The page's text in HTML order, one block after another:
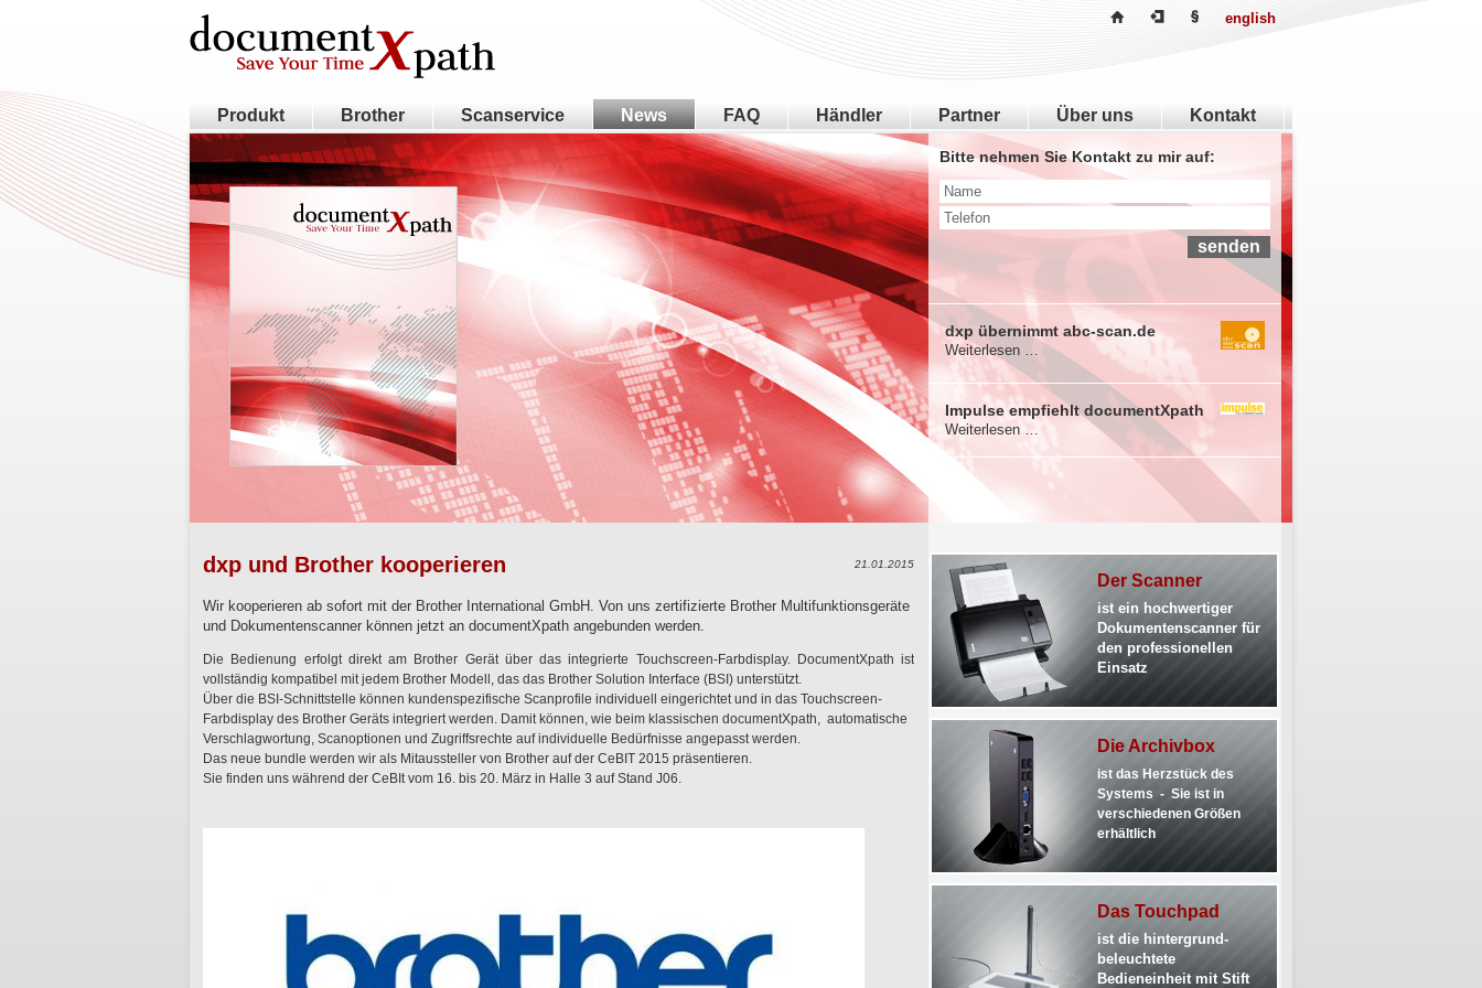
dxp und Brother kooperieren 21.01.2015
Wir kooperieren ab sofort mit der Brother International GmbH. Von uns zertifizierte Brother Multifunktionsgeräte
und Dokumentenscanner können jetzt an documentXpath angebunden werden.
Die Bedienung erfolgt direkt am Brother Gerät über das integrierte Touchscreen-Farbdisplay. DocumentXpath ist
vollständig kompatibel mit jedem Brother Modell, das das Brother Solution Interface (BSI) unterstützt.
Über die BSI-Schnittstelle können kundenspezifische Scanprofile individuell eingerichtet und in das Touchscreen-
Farbdisplay des Brother Geräts integriert werden. Damit können, wie beim klassischen documentXpath, automatische
Verschlagwortung, Scanoptionen und Zugriffsrechte auf individuelle Bedürfnisse angepasst werden.
Das neue bundle werden wir als Mitaussteller von Brother auf der CeBIT 2015 präsentieren.
Sie finden uns während der CeBIt vom 16. bis 20. März in Halle 3 auf Stand J06.
Bitte nehmen Sie Kontakt zu mir auf:
dxp übernimmt abc-scan.de
Weiterlesen …
Impulse empfiehlt documentXpath
Weiterlesen …
Der Scanner
ist ein hochwertiger
Dokumentenscanner für
den professionellen
Einsatz
Die Archivbox
ist das Herzstück des
Systems - Sie ist in
verschiedenen Größen
erhältlich
Das Touchpad
ist die hintergrund-
beleuchtete
Bedieneinheit mit Stift
english
Produkt Brother Scanservice News FAQ Händler Partner Über uns Kontakt